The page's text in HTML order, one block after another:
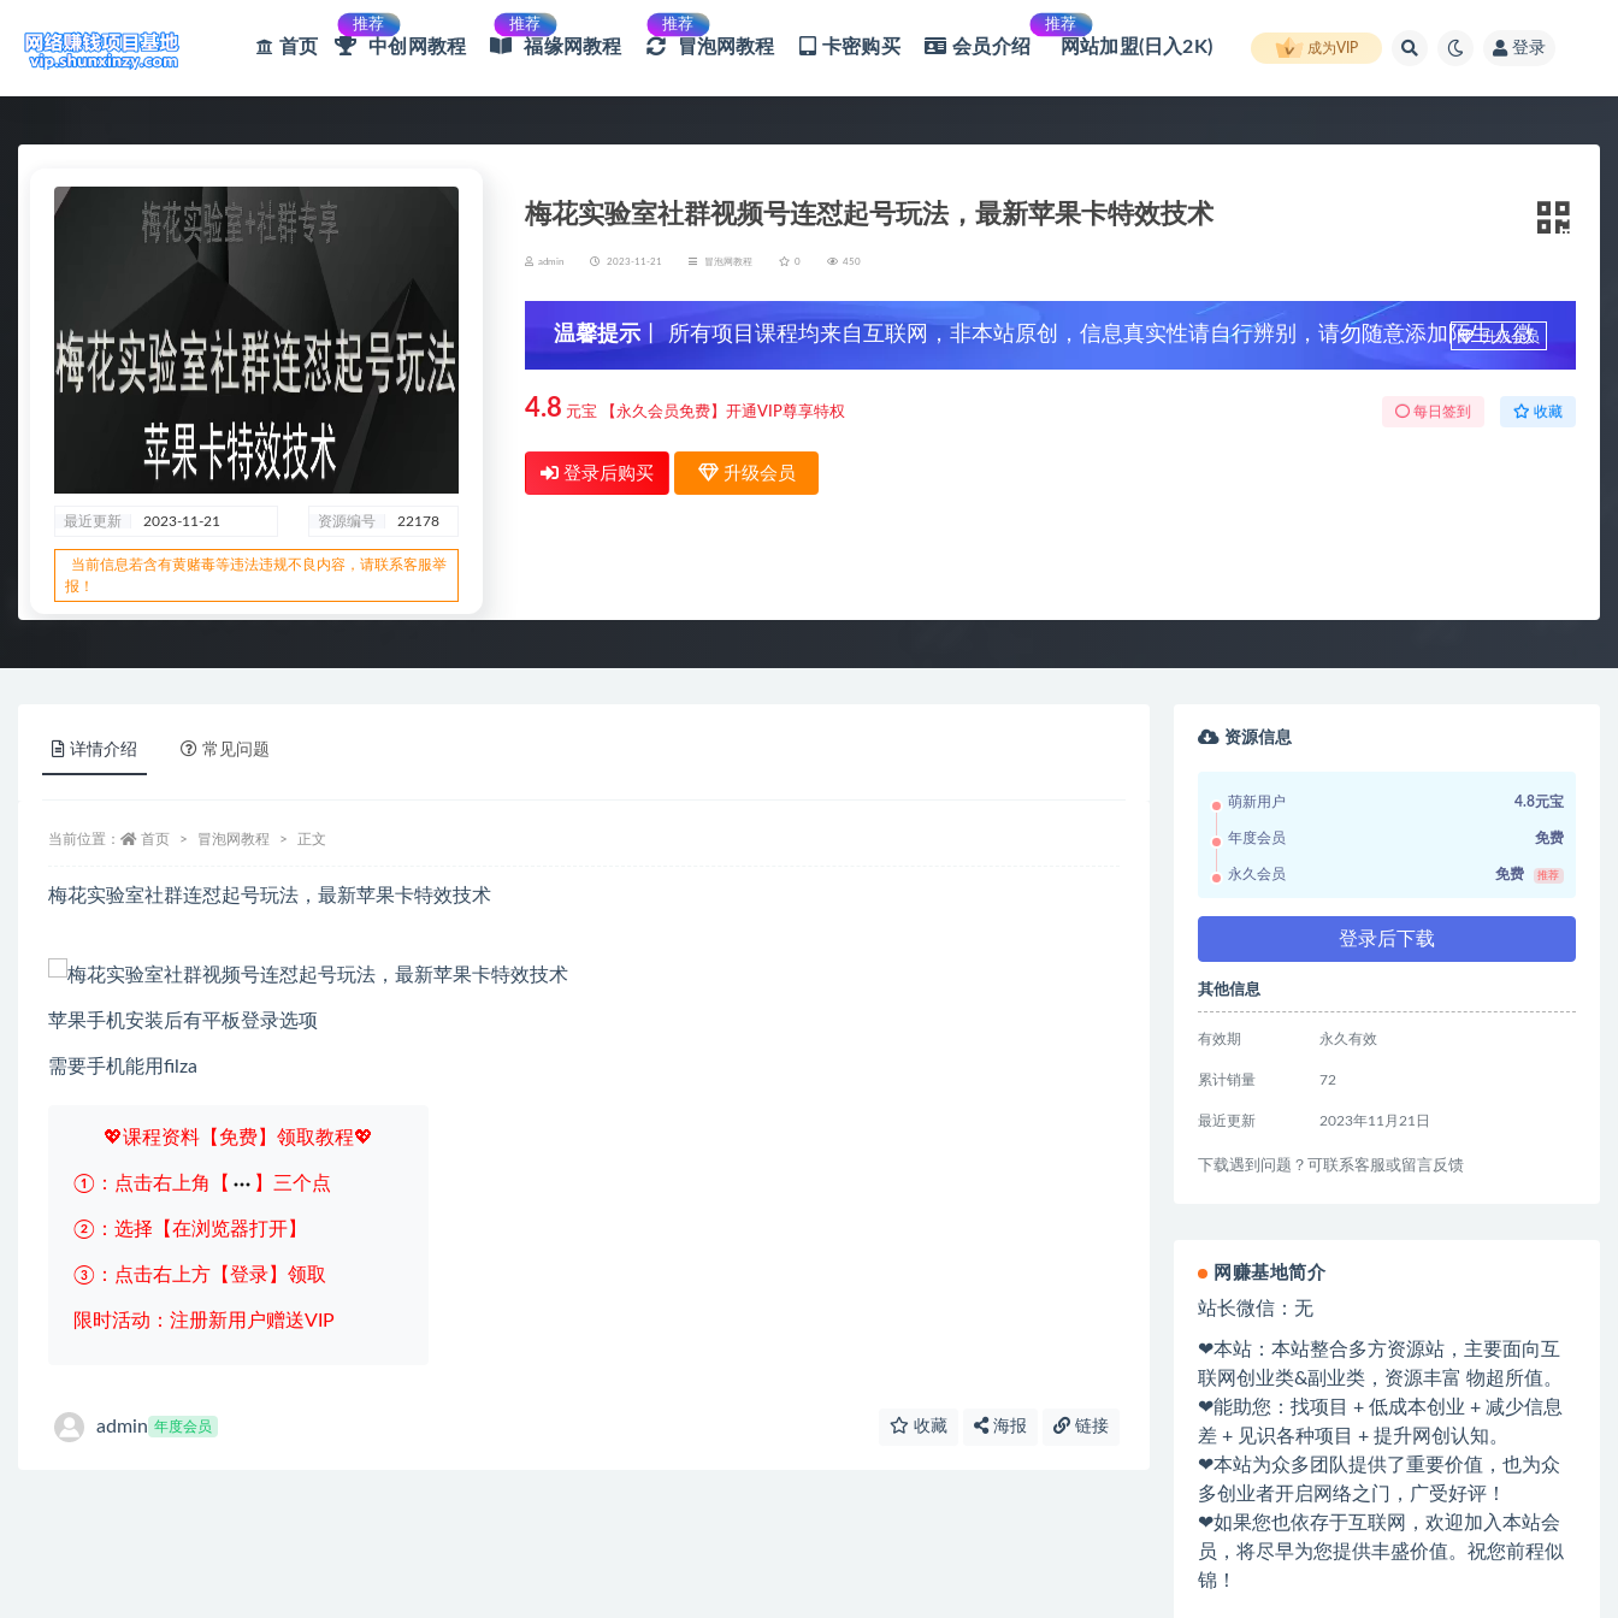
首页
推荐
中创网教程
推荐
福缘网教程
推荐
冒泡网教程 卡密购买 会员介绍
推荐
网站加盟(日入2K) 成为VIP 登录
最近更新 2023-11-21 资源编号 22178
当前信息若含有黄赌毒等违法违规不良内容，请联系客服举
报！
梅花实验室社群视频号连怼起号玩法，最新苹果卡特效技术
admin 2023-11-21 冒泡网教程 0 450
温馨提示 丨 所有项目课程均来自互联网，非本站原创，信息真实性请自行辨别，请勿随意添加陌生人微
信，谨防上当受骗！
升级会员
4.8 元宝 【永久会员免费】开通VIP尊享特权 每日签到 收藏
登录后购买 升级会员
详情介绍 常见问题
当前位置： 首页 冒泡网教程 正文
梅花实验室社群连怼起号玩法，最新苹果卡特效技术
苹果手机安装后有平板登录选项
需要手机能用filza
💖课程资料【免费】领取教程💖
①：点击右上角【 】三个点
②：选择【在浏览器打开】
③：点击右上方【登录】领取
限时活动：注册新用户赠送VIP
admin 年度会员 收藏 海报 链接
资源信息
萌新用户 4.8元宝
年度会员 免费
永久会员 免费 推荐
登录后下载
其他信息
有效期 永久有效
累计销量 72
最近更新 2023年11月21日
下载遇到问题？可联系客服或留言反馈
网赚基地简介
站长微信：无
❤本站：本站整合多方资源站，主要面向互
联网创业类&副业类，资源丰富 物超所值。
❤能助您：找项目 + 低成本创业 + 减少信息
差 + 见识各种项目 + 提升网创认知。
❤本站为众多团队提供了重要价值，也为众
多创业者开启网络之门，广受好评！
❤如果您也依存于互联网，欢迎加入本站会
员，将尽早为您提供丰盛价值。祝您前程似
锦！